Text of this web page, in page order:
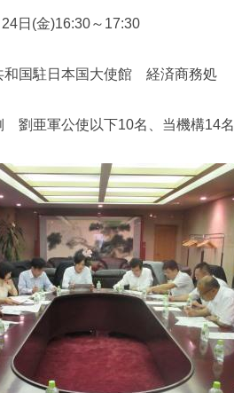
日(金)16:30～17:30
和国駐日本国大使館 経済商務処
劉亜軍公使以下10名、当機構14名